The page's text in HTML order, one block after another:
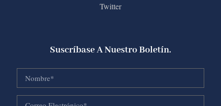
Twitter
Suscríbase A Nuestro Boletín.